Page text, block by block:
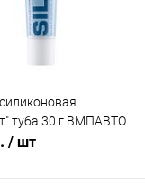
туба 30 г ВМПАВТО
/ шт